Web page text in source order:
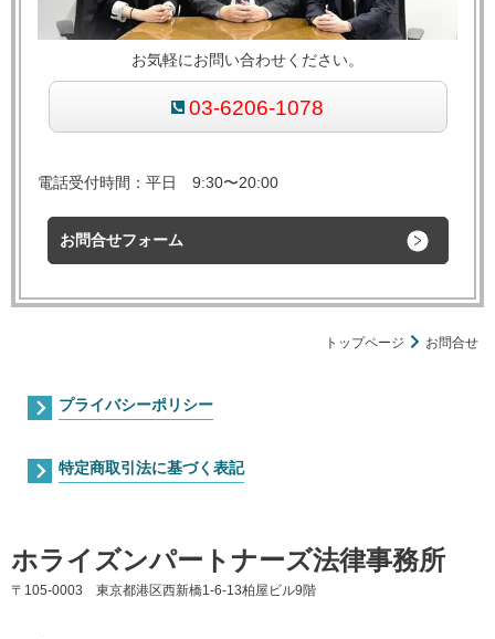
お気軽にお問い合わせください。
03-6206-1078
電話受付時間：平日 9:30〜20:00
お問合せフォーム
トップページ お問合せ
プライバシーポリシー
特定商取引法に基づく表記
ホライズンパートナーズ法律事務所
〒105-0003 東京都港区西新橋1-6-13柏屋ビル9階